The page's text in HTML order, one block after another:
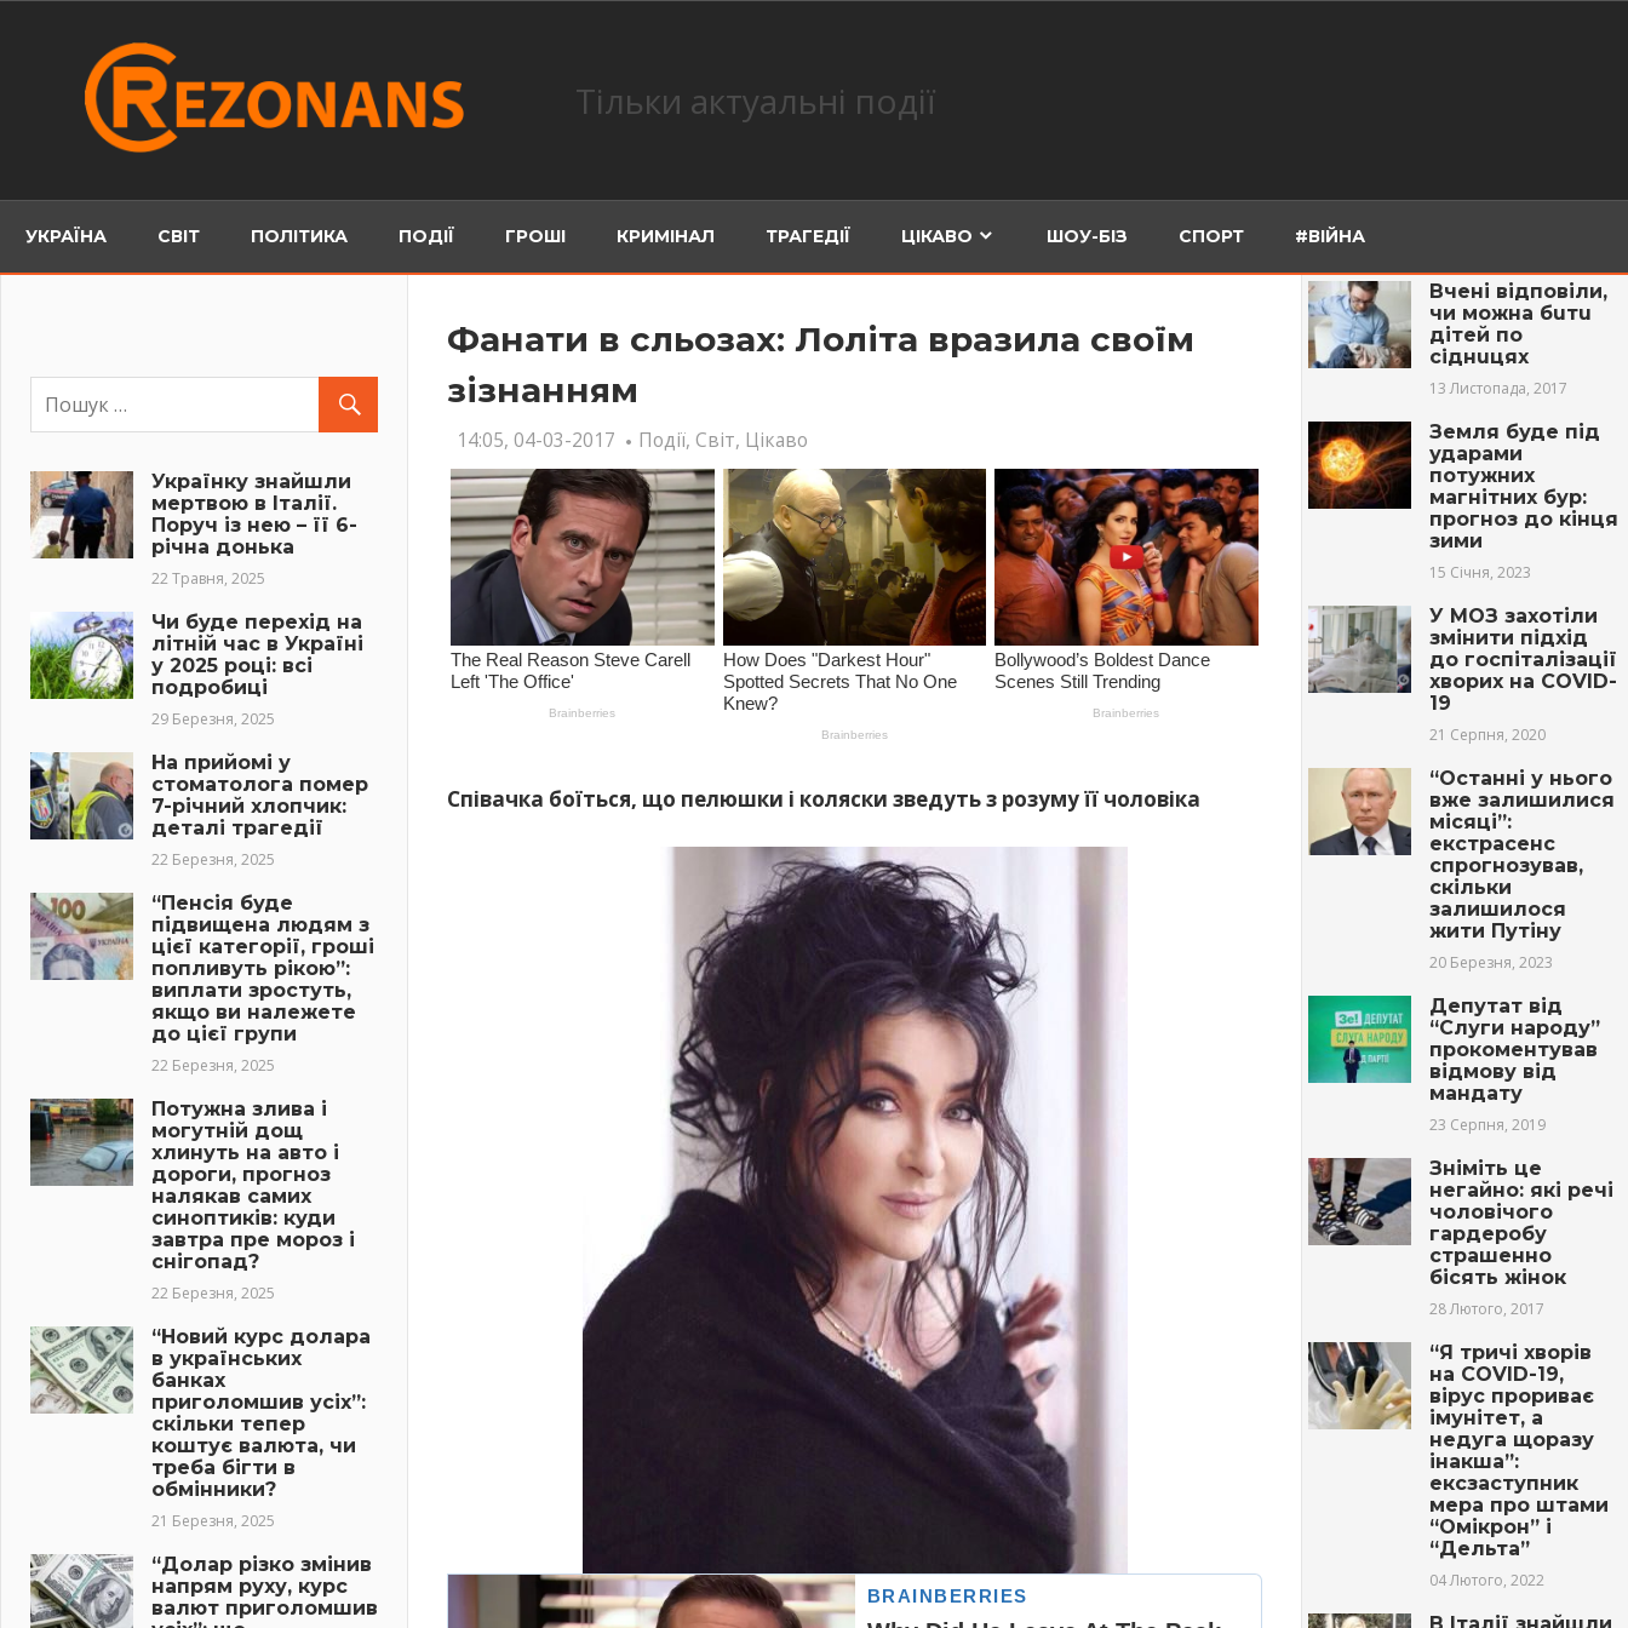
Тільки актуальні події
УКРАЇНА СВІТ ПОЛІТИКА ПОДІЇ ГРОШІ КРИМІНАЛ ТРАГЕДІЇ ЦІКАВО ШОУ-БІЗ СПОРТ #ВІЙНА
Фанати в сльозах: Лоліта вразила своїм
зізнанням
14:05, 04-03-2017 Події, Світ, Цікаво
Співачка боїться, що пелюшки і коляски зведуть з розуму її чоловіка
Українку знайшли
мертвою в Італії.
Поруч із нею – її 6-
річна донька
22 Травня, 2025
Чи буде перехід на
літній час в Україні
у 2025 році: всі
подробиці
29 Березня, 2025
На прийомі у
стоматолога помер
7-річний хлопчик:
деталі трагедії
22 Березня, 2025
“Пенсія буде
підвищена людям з
цієї категорії, гроші
попливуть рікою”:
виплати зростуть,
якщо ви належете
до цієї групи
22 Березня, 2025
Потужна злива і
могутній дощ
хлинуть на авто і
дороги, прогноз
налякав самих
синоптиків: куди
завтра пре мороз і
снігопад?
22 Березня, 2025
“Новий курс долара
в українських
банках
приголомшив усіх”:
скільки тепер
коштує валюта, чи
треба бігти в
обмінники?
21 Березня, 2025
“Долар різко змінив
напрям руху, курс
валют приголомшив
Вчені відповіли,
чи можна бuтu
дітей по
сiднuцях
13 Листопада, 2017
Земля буде під
ударами
потужних
магнітних бур:
прогноз до кінця
зими
15 Січня, 2023
У МОЗ захотіли
змінити підхід
до госпіталізації
хворих на COVID-
19
21 Серпня, 2020
“Останні у нього
вже залишилися
місяці”:
екстрасенс
спрогнозував,
скільки
залишилося
жити Путіну
20 Березня, 2023
Депутат від
“Слуги народу”
прокоментував
відмову від
мандату
23 Серпня, 2019
Зніміть це
негайно: які речі
чоловічого
гардеробу
страшенно
бісять жінок
28 Лютого, 2017
“Я тричі хворів
на COVID-19,
вірус прориває
імунітет, а
недуга щоразу
інакша”:
ексзаступник
мера про штами
“Омікрон” і
“Дельта”
04 Лютого, 2022
В Італії знайшли